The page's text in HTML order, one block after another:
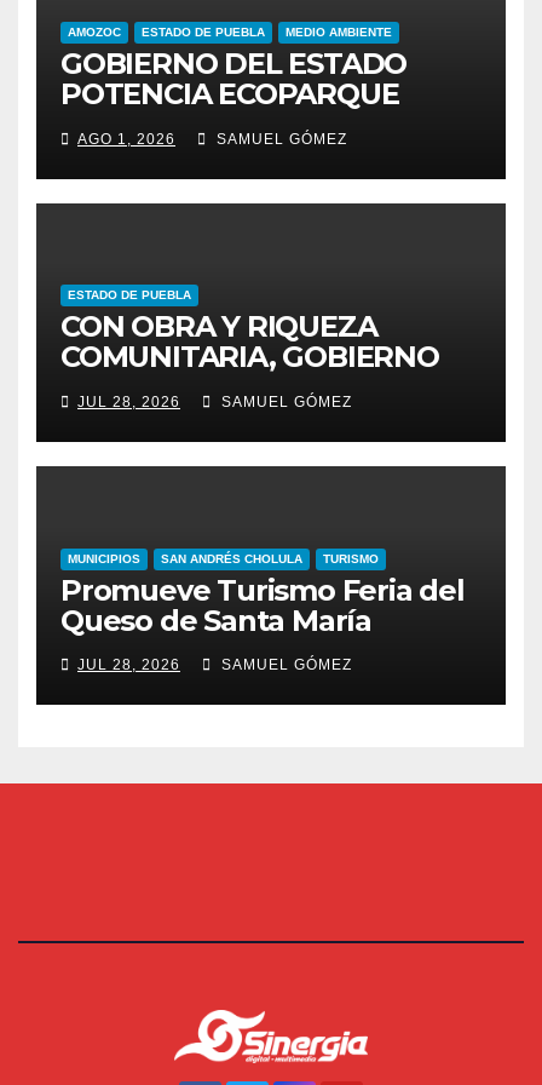
AMOZOC ESTADO DE PUEBLA MEDIO AMBIENTE
GOBIERNO DEL ESTADO
POTENCIA ECOPARQUE
PENSAR EN GRANDE COMO
REFERENTE AMBIENTAL
AGO 1, 2026 SAMUEL GÓMEZ
ESTADO DE PUEBLA
CON OBRA Y RIQUEZA
COMUNITARIA, GOBIERNO
ESTATAL INCENTIVA AL
TALENTO ARTESANAL
JUL 28, 2026 SAMUEL GÓMEZ
MUNICIPIOS SAN ANDRÉS CHOLULA TURISMO
Promueve Turismo Feria del
Queso de Santa María
JUL 28, 2026 SAMUEL GÓMEZ